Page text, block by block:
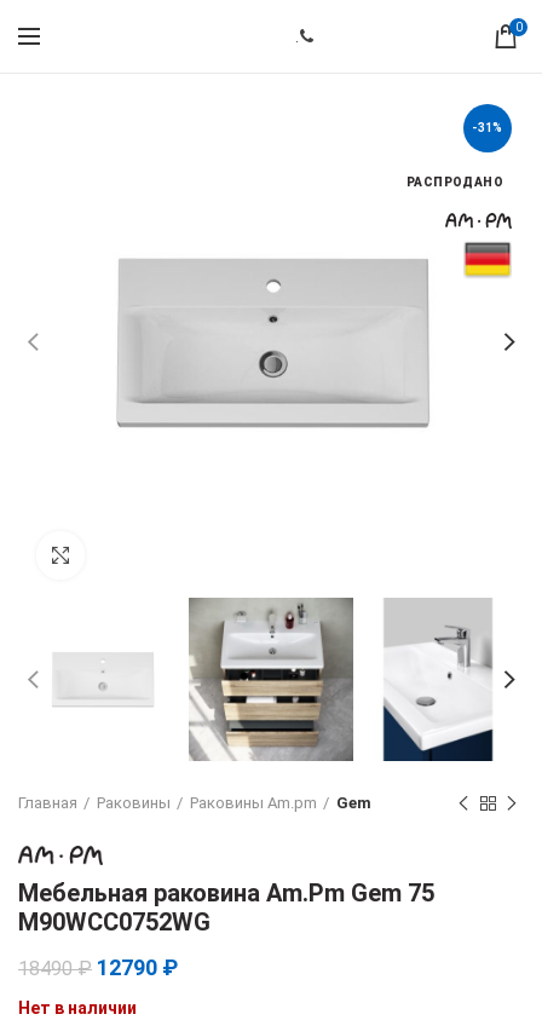
0
-31%
РАСПРОДАНО
Главная Раковины Раковины Am.pm Gem
Мебельная раковина Am.Pm Gem 75
M90WCC0752WG
18490₽ 12790 ₽
Нет в наличии